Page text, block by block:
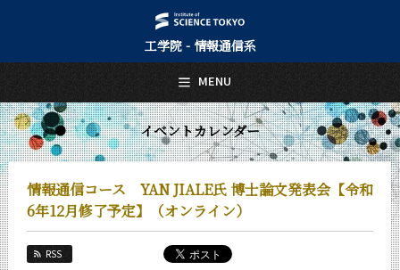
工学院 - 情報通信系
イベントカレンダー
情報通信コース YAN JIALE氏 博士論文発表会【令和
6年12月修了予定】（オンライン）
RSS
MENU
日本語 English
トップページ
Top Page
情報通信系について
About Us
教育
Education
教員・研究室
Faculty and Laboratories